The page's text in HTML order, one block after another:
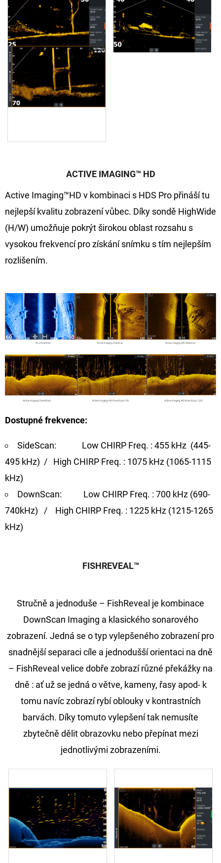
Forward View vykreslení
mostního pilíře
ACTIVE IMAGING™ HD
Active Imaging™HD v kombinaci s HDS Pro přináší tu
nejlepší kvalitu zobrazení vůbec. Díky sondě HighWide
(H/W) umožňuje pokrýt širokou oblast rozsahu s
vysokou frekvencí pro získání snímku s tím nejlepším
rozlišením.
Dostupné frekvence:
SideScan: Low CHIRP Freq. : 455 kHz (445-
495 kHz) / High CHIRP Freq. : 1075 kHz (1065-1115
kHz)
DownScan: Low CHIRP Freq. : 700 kHz (690-
740kHz) / High CHIRP Freq. : 1225 kHz (1215-1265
kHz)
FISHREVEAL™
Stručně a jednoduše – FishReveal je kombinace
DownScan Imaging a klasického sonarového
zobrazení. Jedná se o typ vylepšeného zobrazení pro
snadnější separaci cíle a jednodušší orientaci na dně
– FishReveal velice dobře zobrazí různé překážky na
dně : ať už se jedná o větve, kameny, řasy apod- k
tomu navíc zobrazí rybí oblouky v kontrastních
barvách. Díky tomuto vylepšení tak nemusíte
zbytečně dělit obrazovku nebo přepínat mezi
jednotlivými zobrazeními.